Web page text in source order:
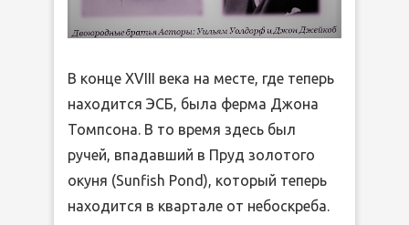
В конце XVIII века на месте, где теперь
находится ЭСБ, была ферма Джона
Томпсона. В то время здесь был
ручей, впадавший в Пруд золотого
окуня (Sunfish Pond), который теперь
находится в квартале от небоскреба.